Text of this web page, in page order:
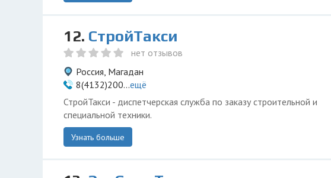
12. СтройТакси
нет отзывов
Россия, Магадан
8(4132)200...ещё
СтройТакси - диспетчерская служба по заказу строительной и
специальной техники.
Узнать больше